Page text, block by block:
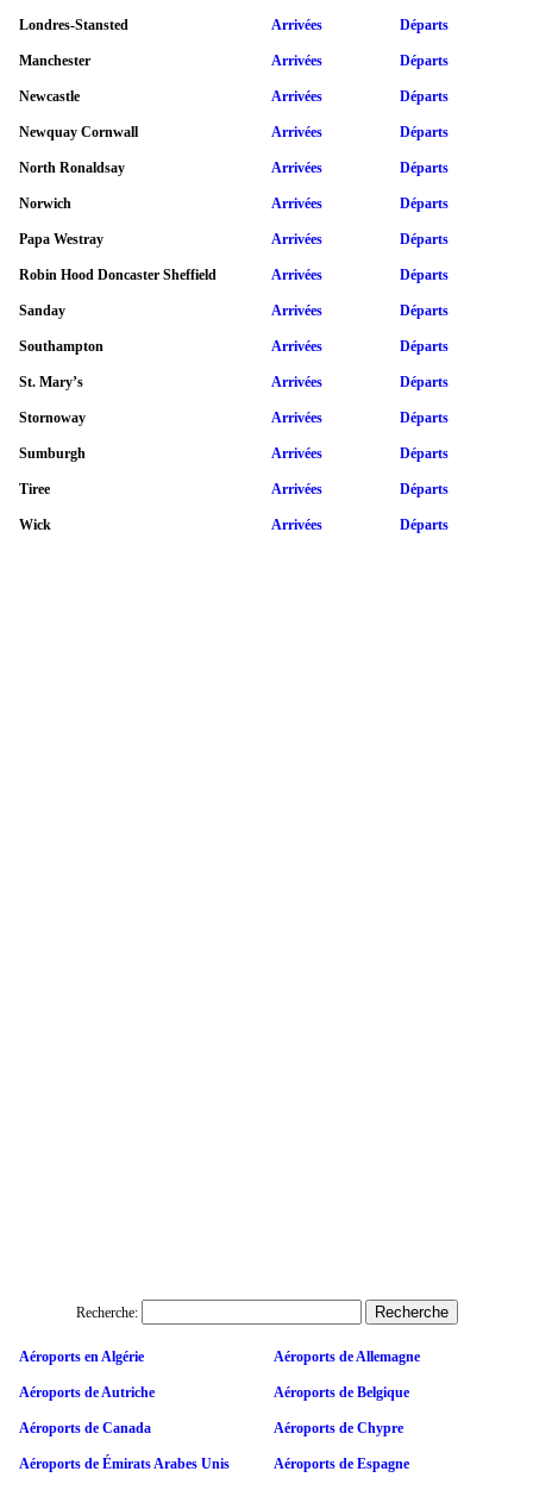
Londres-Stansted Arrivées Départs
Manchester Arrivées Départs
Newcastle Arrivées Départs
Newquay Cornwall Arrivées Départs
North Ronaldsay Arrivées Départs
Norwich Arrivées Départs
Papa Westray Arrivées Départs
Robin Hood Doncaster Sheffield Arrivées Départs
Sanday Arrivées Départs
Southampton Arrivées Départs
St. Mary’s Arrivées Départs
Stornoway Arrivées Départs
Sumburgh Arrivées Départs
Tiree Arrivées Départs
Wick Arrivées Départs
Recherche:
Aéroports en Algérie Aéroports de Allemagne
Aéroports de Autriche Aéroports de Belgique
Aéroports de Canada Aéroports de Chypre
Aéroports de Émirats Arabes Unis Aéroports de Espagne